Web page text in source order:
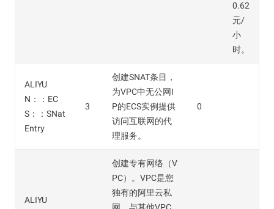
0.62
元/
小
时。
ALIYU
N：：EC
S：：SNat
Entry
3
创建SNAT条目，
为VPC中无公网I
P的ECS实例提供
访问互联网的代
理服务。
0
ALIYU
创建专有网络（V
PC）。VPC是您
独有的阿里云私